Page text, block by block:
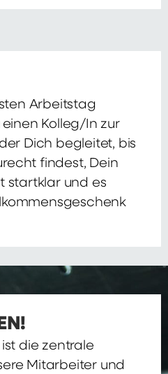
Arbeitstag
Kolleg/In zur
Dich begleitet, bis
findest, Dein
startklar und es
die zentrale
Mitarbeiter und